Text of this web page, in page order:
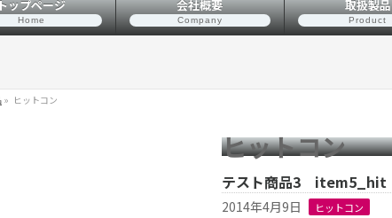
ップページ
Home
会社概要
Company
取扱製品
Product
» ヒットコン
ヒットコン
テスト商品3 item5_hit
2014年4月9日 ヒットコン